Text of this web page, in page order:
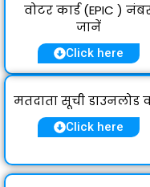
वोटर कार्ड (EPIC )
जानें
Click here
मतदाता सूची डाउनलोड
Click here